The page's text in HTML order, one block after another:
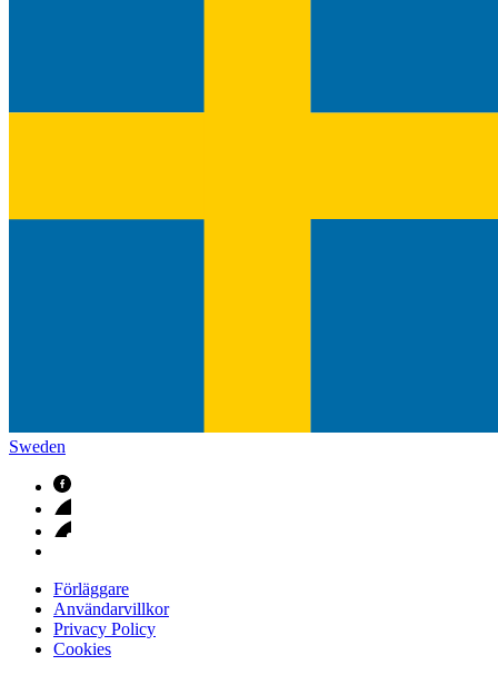
Sweden
Förläggare
Användarvillkor
Privacy Policy
Cookies